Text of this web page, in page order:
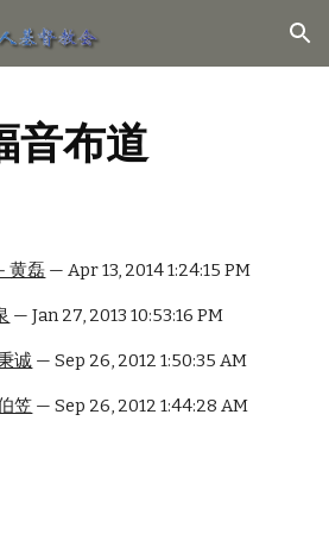
Skip to navigation
音布道
黄磊 — Apr 13, 2014 1:24:15 PM
— Jan 27, 2013 10:53:16 PM
诚 — Sep 26, 2012 1:50:35 AM
笠 — Sep 26, 2012 1:44:28 AM